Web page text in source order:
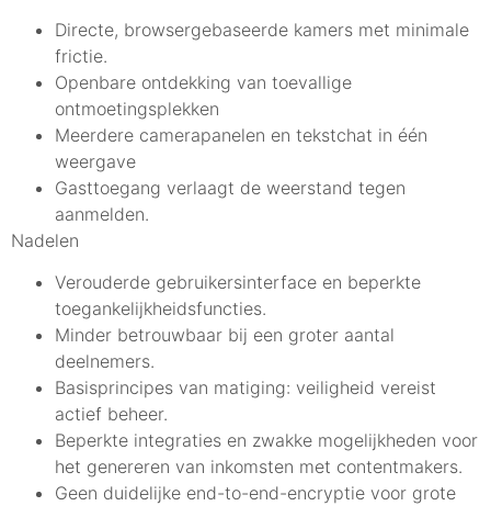
Directe, browsergebaseerde kamers met minimale
frictie.
Openbare ontdekking van toevallige
ontmoetingsplekken
Meerdere camerapanelen en tekstchat in één
weergave
Gasttoegang verlaagt de weerstand tegen
aanmelden.
Nadelen
Verouderde gebruikersinterface en beperkte
toegankelijkheidsfuncties.
Minder betrouwbaar bij een groter aantal
deelnemers.
Basisprincipes van matiging: veiligheid vereist
actief beheer.
Beperkte integraties en zwakke mogelijkheden voor
het genereren van inkomsten met contentmakers.
Geen duidelijke end-to-end-encryptie voor grote